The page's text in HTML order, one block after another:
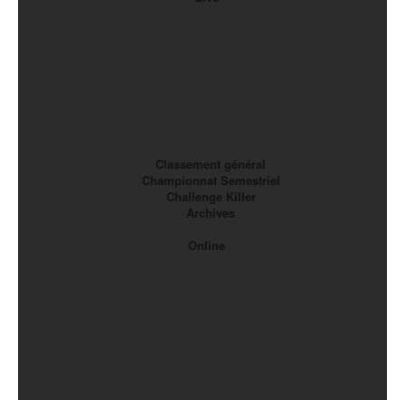
Classement général
Championnat Semestriel
Challenge Killer
Archives
Online